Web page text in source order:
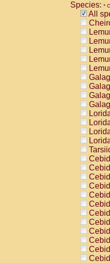
Species: *
All